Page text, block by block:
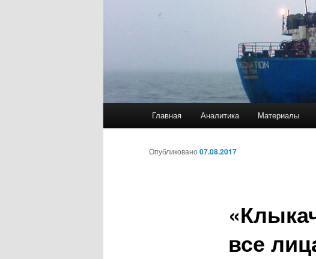
Перейти к основному содержимому
Перейти к дополнительному
Главная Аналитика Материалы
Навигация по записям
все
Опубликовано 07.08.2017